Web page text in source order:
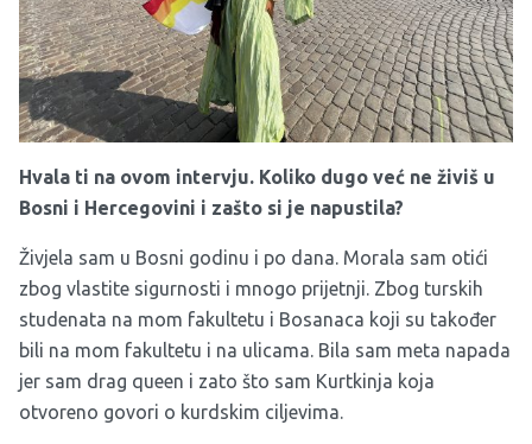
Hvala ti na ovom intervju. Koliko dugo već ne živiš u
Bosni i Hercegovini i zašto si je napustila?
Živjela sam u Bosni godinu i po dana. Morala sam otići
zbog vlastite sigurnosti i mnogo prijetnji. Zbog turskih
studenata na mom fakultetu i Bosanaca koji su također
bili na mom fakultetu i na ulicama. Bila sam meta napada
jer sam drag queen i zato što sam Kurtkinja koja
otvoreno govori o kurdskim ciljevima.